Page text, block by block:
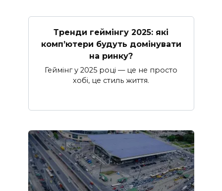
Тренди геймінгу 2025: які
комп’ютери будуть домінувати
на ринку?
Геймінг у 2025 році — це не просто
хобі, це стиль життя.